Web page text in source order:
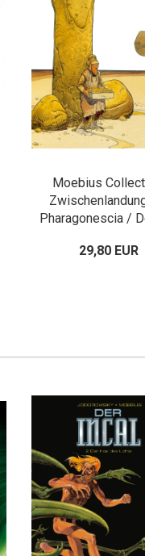
Moebius
Pharagonescia /
29,80 EUR